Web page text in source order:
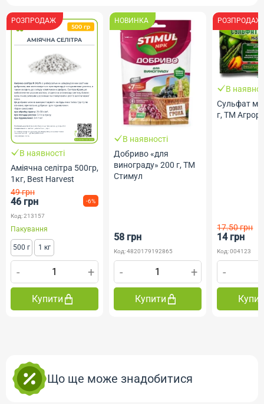
РОЗПРОДАЖ
В наявності
Аміячна селітра 500гр,
1кг, Best Harvest
49 грн
46 грн -6%
Код: 213157
Пакування
500 г 1 кг
- +
Купити
НОВИНКА
В наявності
Добриво «для
винограду» 200 г, ТМ
Стимул
58 грн
Код: 4820179192865
- +
Купити
РОЗПРОДАЖ
В
Сульфат
г, ТМ
17.50 грн
14 грн
Код: 004123
-
Що ще може знадобитися